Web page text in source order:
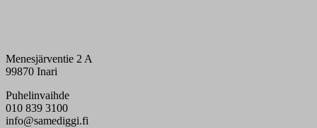
Menesjärventie 2 A
99870 Inari
Puhelinvaihde
010 839 3100
info@samediggi.fi